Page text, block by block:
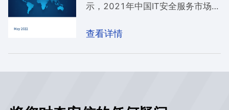
示，2021年中国IT安全服务市场厂
合184.6亿元人民币），厂商收入
规模较去年同期实现快速增长，涨
幅达到41.7%。 其中，相较于
查看详情